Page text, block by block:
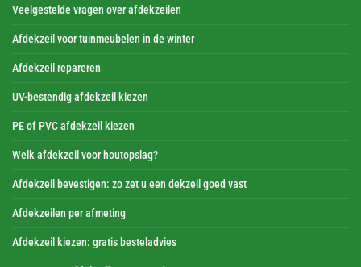
Veelgestelde vragen over afdekzeilen
Afdekzeil voor tuinmeubelen in de winter
Afdekzeil repareren
UV-bestendig afdekzeil kiezen
PE of PVC afdekzeil kiezen
Welk afdekzeil voor houtopslag?
Afdekzeil bevestigen: zo zet u een dekzeil goed vast
Afdekzeilen per afmeting
Afdekzeil kiezen: gratis besteladvies